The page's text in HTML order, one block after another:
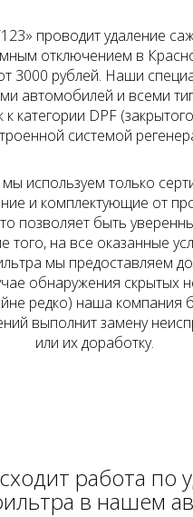
проводит удаление
отключением в
3000 рублей. Наши
автомобилей и всеми
категории DPF
системой
используем только
и комплектующие от
позволяет быть
того, на все оказанные
мы предоставляем
обнаружения скрытых
редко) наша компания
выполнит замену
или их доработку.
работа по
в нашем